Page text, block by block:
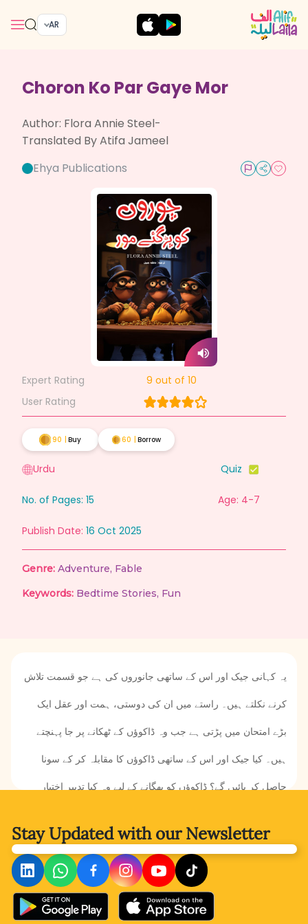
AR
Choron Ko Par Gaye Mor
Author: Flora Annie Steel-
Translated By Atifa Jameel
Ehya Publications
Expert Rating 9 out of 10
User Rating
90 Buy 60 Borrow
Urdu Quiz
No. of Pages: 15 Age: 4-7
Publish Date: 16 Oct 2025
Genre: Adventure, Fable
Keywords: Bedtime Stories, Fun
یہ کہانی جیک اور اس کے ساتھی جانوروں کی ہے جو قسمت تلاش
کرنے نکلتے ہیں۔ راستے میں ان کی دوستی، ہمت اور عقل ایک
بڑے امتحان میں پڑتی ہے جب وہ ڈاکوؤں کے ٹھکانے پر جا پہنچتے
ہیں۔ کیا جیک اور اس کے ساتھی ڈاکوؤں کا مقابلہ کر کے سونا
حاصل کر پائیں گے؟ ڈاکوؤں کو بھگانے کے لیے وہ کیا تدبیر اختیار
Stay Updated withour Newsletter